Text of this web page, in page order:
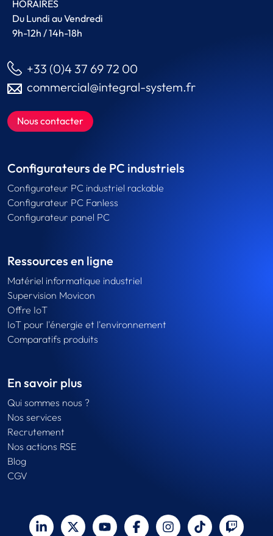
HORAIRES
Du Lundi au Vendredi
9h-12h / 14h-18h
+33 (0)4 37 69 72 00
commercial@integral-system.fr
Nous contacter
Configurateurs de PC industriels
Configurateur PC industriel rackable
Configurateur PC Fanless
Configurateur panel PC
Ressources en ligne
Matériel informatique industriel
Supervision Movicon
Offre IoT
IoT pour l'énergie et l'environnement
Comparatifs produits
En savoir plus
Qui sommes nous ?
Nos services
Recrutement
Nos actions RSE
Blog
CGV